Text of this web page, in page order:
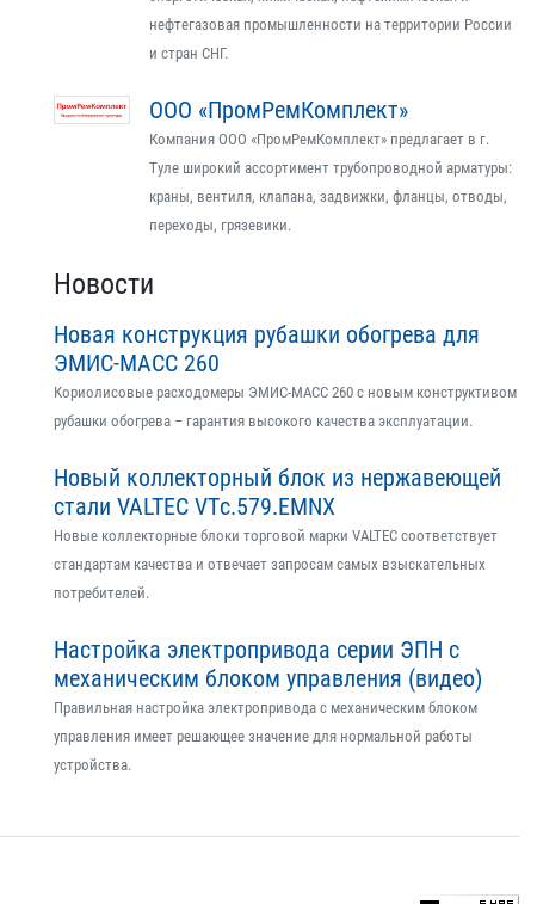
нефтегазовая промышленности на территории России
и стран СНГ.
ООО «ПромРемКомплект»
Компания ООО «ПромРемКомплект» предлагает в г.
Туле широкий ассортимент трубопроводной арматуры:
краны, вентиля, клапана, задвижки, фланцы, отводы,
переходы, грязевики.
Новости
Новая конструкция рубашки обогрева для
ЭМИС-МАСС 260
Кориолисовые расходомеры ЭМИС-МАСС 260 с новым конструктивом
рубашки обогрева – гарантия высокого качества эксплуатации.
Новый коллекторный блок из нержавеющей
стали VALTEC VTс.579.EMNX
Новые коллекторные блоки торговой марки VALTEC соответствует
стандартам качества и отвечает запросам самых взыскательных
потребителей.
Настройка электропривода серии ЭПН с
механическим блоком управления (видео)
Правильная настройка электропривода с механическим блоком
управления имеет решающее значение для нормальной работы
устройства.